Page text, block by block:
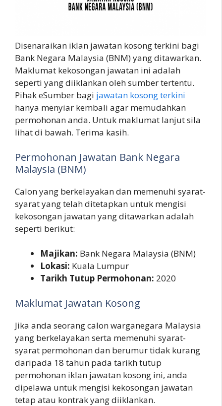
Disenaraikan iklan jawatan kosong terkini bagi
Bank Negara Malaysia (BNM) yang ditawarkan.
Maklumat kekosongan jawatan ini adalah
seperti yang diiklankan oleh sumber tertentu.
Pihak eSumber bagi jawatan kosong terkini
hanya menyiar kembali agar memudahkan
permohonan anda. Untuk maklumat lanjut sila
lihat di bawah. Terima kasih.
Permohonan Jawatan Bank Negara
Malaysia (BNM)
Calon yang berkelayakan dan memenuhi syarat-
syarat yang telah ditetapkan untuk mengisi
kekosongan jawatan yang ditawarkan adalah
seperti berikut:
Majikan: Bank Negara Malaysia (BNM)
Lokasi: Kuala Lumpur
Tarikh Tutup Permohonan: 2020
Maklumat Jawatan Kosong
Jika anda seorang calon warganegara Malaysia
yang berkelayakan serta memenuhi syarat-
syarat permohonan dan berumur tidak kurang
daripada 18 tahun pada tarikh tutup
permohonan iklan jawatan kosong ini, anda
dipelawa untuk mengisi kekosongan jawatan
tetap atau kontrak yang diiklankan.